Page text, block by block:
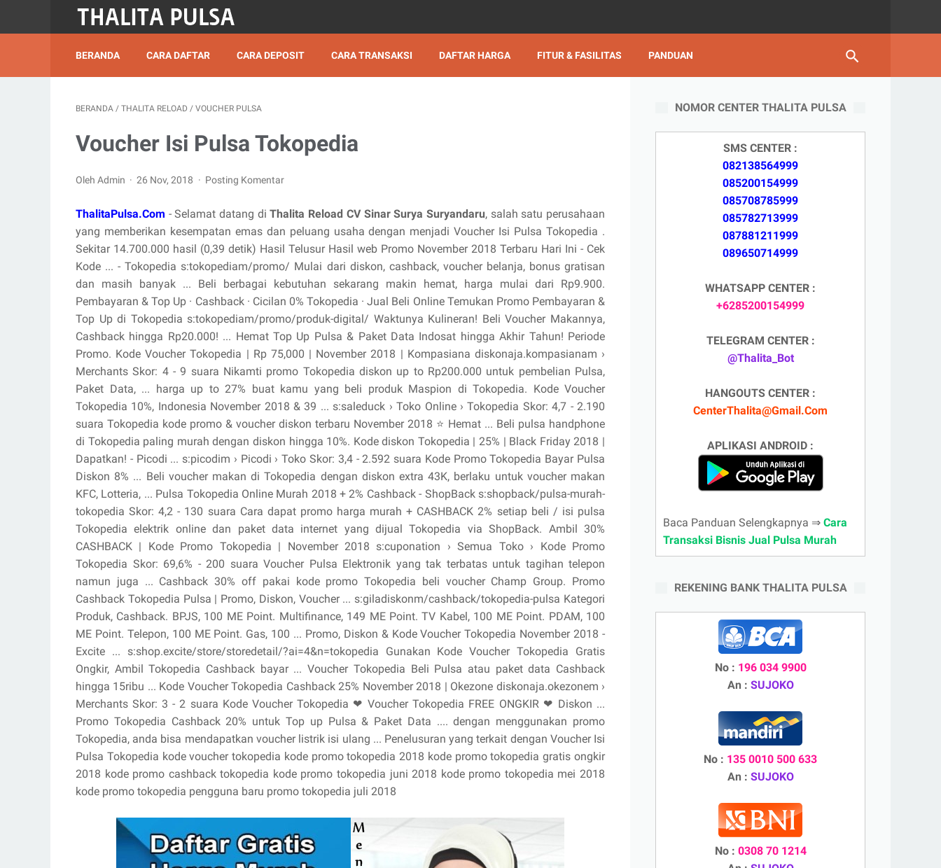
BERANDA CARA DAFTAR CARA DEPOSIT CARA TRANSAKSI DAFTAR HARGA FITUR & FASILITAS PANDUAN
BERANDA / THALITA RELOAD / VOUCHER PULSA
Voucher Isi Pulsa Tokopedia
Oleh Admin 26 Nov, 2018 Posting Komentar
ThalitaPulsa.Com - Selamat datang diThalita Reload CV Sinar Surya Suryandaru, salah satu perusahaan
yang memberikan kesempatan emas dan peluang usaha dengan menjadi Voucher Isi Pulsa Tokopedia .
Sekitar 14.700.000 hasil (0,39 detik) Hasil Telusur Hasil web Promo November 2018 Terbaru Hari Ini - Cek
Kode ... - Tokopedia s:tokopediam/promo/ Mulai dari diskon, cashback, voucher belanja, bonus gratisan
dan masih banyak ... Beli berbagai kebutuhan sekarang makin hemat, harga mulai dari Rp9.900.
‎Pembayaran & Top Up · ‎Cashback · ‎Cicilan 0% Tokopedia · ‎Jual Beli Online Temukan Promo Pembayaran &
Top Up di Tokopedia s:tokopediam/promo/produk-digital/ Waktunya Kulineran! Beli Voucher Makannya,
Cashback hingga Rp20.000! ... Hemat Top Up Pulsa & Paket Data Indosat hingga Akhir Tahun! Periode
Promo. Kode Voucher Tokopedia | Rp 75,000 | November 2018 | Kompasiana diskonaja.kompasianam ›
Merchants Skor: 4 - ‎9 suara Nikamti promo Tokopedia diskon up to Rp200.000 untuk pembelian Pulsa,
Paket Data, ... harga up to 27% buat kamu yang beli produk Maspion di Tokopedia. Kode Voucher
Tokopedia 10%, Indonesia November 2018 & 39 ... s:saleduck › Toko Online › Tokopedia Skor: 4,7 - ‎2.190
suara Tokopedia kode promo & voucher diskon terbaru November 2018 ⭐ Hemat ... Beli pulsa handphone
di Tokopedia paling murah dengan diskon hingga 10%. Kode diskon Tokopedia | 25% | Black Friday 2018 |
Dapatkan! - Picodi ... s:picodim › Picodi › Toko Skor: 3,4 - ‎2.592 suara Kode Promo Tokopedia Bayar Pulsa
Diskon 8% ... Beli voucher makan di Tokopedia dengan diskon extra 43K, berlaku untuk voucher makan
KFC, Lotteria, ... Pulsa Tokopedia Online Murah 2018 + 2% Cashback - ShopBack s:shopback/pulsa-murah-
tokopedia Skor: 4,2 - ‎130 suara Cara dapat promo harga murah + CASHBACK 2% setiap beli / isi pulsa
Tokopedia elektrik online dan paket data internet yang dijual Tokopedia via ShopBack. Ambil 30%
CASHBACK | Kode Promo Tokopedia | November 2018 s:cuponation › Semua Toko › Kode Promo
Tokopedia Skor: 69,6% - ‎200 suara Voucher Pulsa Elektronik yang tak terbatas untuk tagihan telepon
namun juga ... Cashback 30% off pakai kode promo Tokopedia beli voucher Champ Group. Promo
Cashback Tokopedia Pulsa | Promo, Diskon, Voucher ... s:giladiskonm/cashback/tokopedia-pulsa Kategori
Produk, Cashback. BPJS, 100 ME Point. Multifinance, 149 ME Point. TV Kabel, 100 ME Point. PDAM, 100
ME Point. Telepon, 100 ME Point. Gas, 100 ... Promo, Diskon & Kode Voucher Tokopedia November 2018 -
Excite ... s:shop.excite/store/storedetail/?ai=4&n=tokopedia Gunakan Kode Voucher Tokopedia Gratis
Ongkir, Ambil Tokopedia Cashback bayar ... Voucher Tokopedia Beli Pulsa atau paket data Cashback
hingga 15ribu ... Kode Voucher Tokopedia Cashback 25% November 2018 | Okezone diskonaja.okezonem ›
Merchants Skor: 3 - ‎2 suara Kode Voucher Tokopedia ❤ Voucher Tokopedia FREE ONGKIR ❤ Diskon ...
Promo Tokopedia Cashback 20% untuk Top up Pulsa & Paket Data .... dengan menggunakan promo
Tokopedia, anda bisa mendapatkan voucher listrik isi ulang ... Penelusuran yang terkait dengan Voucher Isi
Pulsa Tokopedia kode voucher tokopedia kode promo tokopedia 2018 kode promo tokopedia gratis ongkir
2018 kode promo cashback tokopedia kode promo tokopedia juni 2018 kode promo tokopedia mei 2018
kode promo tokopedia pengguna baru promo tokopedia juli 2018
NOMOR CENTER THALITA PULSA
SMS CENTER :
082138564999
085200154999
085708785999
085782713999
087881211999
089650714999
WHATSAPP CENTER :
+6285200154999
TELEGRAM CENTER :
@Thalita_Bot
HANGOUTS CENTER :
CenterThalita@Gmail.Com
APLIKASI ANDROID :
Baca Panduan Selengkapnya ⇒ Cara
Transaksi Bisnis Jual Pulsa Murah
REKENING BANK THALITA PULSA
No : 196 034 9900
An : SUJOKO
No : 135 0010 500 633
An : SUJOKO
No : 0308 70 1214